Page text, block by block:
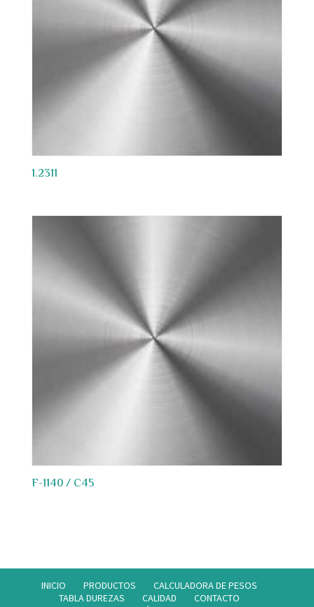
1.2311
F-1140 / C45
INICIO PRODUCTOS
CALCULADORA DE PESOS
TABLA DUREZAS
CALIDAD
CONTACTO